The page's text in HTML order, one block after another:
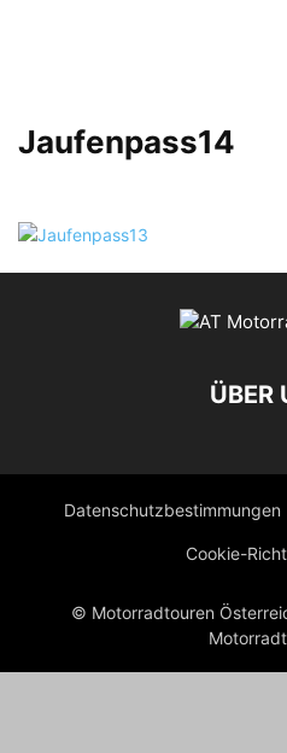
Jaufenpass14
ÜBER
Datenschutzbestimmungen
Cookie-
© Motorradtouren